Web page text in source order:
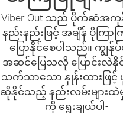
Viber Out သည် ပိုက်ဆံအကု
နည်းနည်းဖြင့် အချိန် ပိုကြာက
ပြောနိုင်စေပါသည်။ ကျွ
အဆင်ပြေသလို ပြောင်းလဲနို
သက်သာသော နှုန်းထားဖြင့် ဖု
ဆိုနိုင်သည့် နည်းလမ်းများထဲ
ကို ရွေးချယ်ပါ-